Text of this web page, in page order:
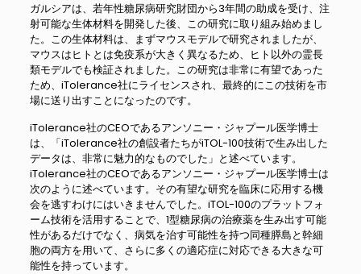
ガルシアは、若年性糖尿病研究財団から3年間の助成を受け、注
射可能な生体材料を開発した後、この研究に取り組み始めまし
た。この生体材料は、まずマウスモデルで研究されましたが、
マウスはヒトとは免疫系が大きく異なるため、ヒト以外の霊長
類モデルでも検証されました。この研究は非常に有望であった
ため、iTolerance社にライセンスされ、最終的にこの技術を市
場に送り出すことになったのです。
iTolerance社のCEOであるアンソニー・ジャプール医学博士
は、「iTolerance社の創設者たちがiTOL-100技術で生み出した
データは、非常に魅力的なものでした」と述べています。
iTolerance社のCEOであるアンソニー・ジャプール医学博士は
次のように述べています。その有望な研究を臨床に応用する機
会を逃すわけにはいきませんでした。iTOL-100のプラットフォ
ーム技術を活用することで、1型糖尿病の治療薬を生み出す可能
性があるだけでなく、病気を治す可能性を持つ同種膵島と幹細
胞の両方を用いて、さらに多くの適応症に対応できる大きな可
能性を持っています。